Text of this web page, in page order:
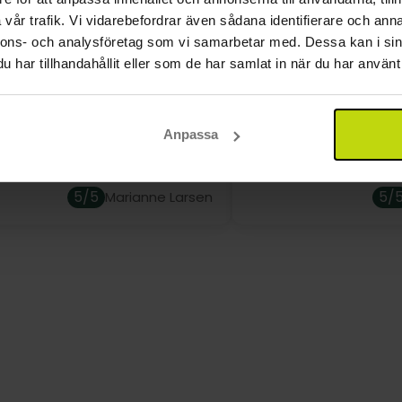
trafik. Vi vidarebefordrar även sådana identifierare och
och analysföretag som vi samarbetar med. Dessa kan i
har tillhandahållit eller som de har samlat in när du har
Anpassa
i huvudbyggnaden och i presidenthuset (20 meter
samt en fläkt i receptionen, och på
men detta måste ordnas i förväg.
till utflykter i området.
5/5 Marianne Larsen
Fantastiskt hotell
människor och
kostnadsfria
som vi också
5/5